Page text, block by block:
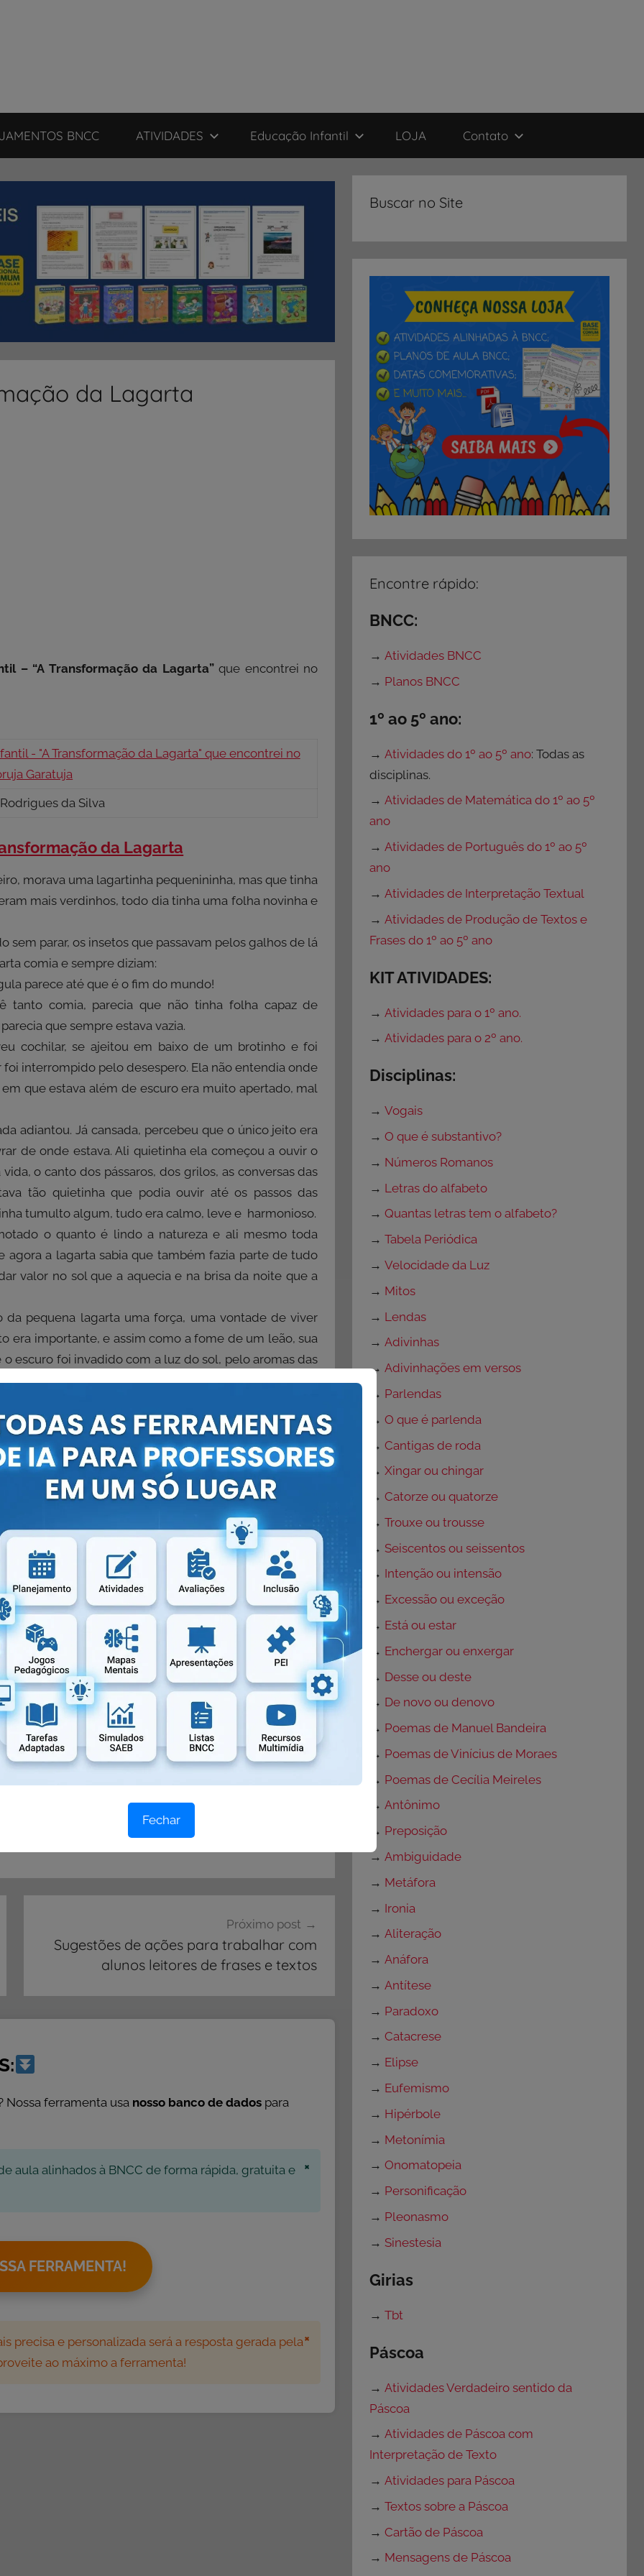
BNCC ATIVIDADES Educação Infantil LOJA Contato
da Lagarta
– “A Transformação da Lagarta”que encontrei no
da Silva
da Lagarta
morava uma lagartinha pequenininha, mas que tinha
mais verdinhos, todo dia tinha uma folha novinha e
sem parar, os insetos que passavam pelos galhos de lá
comia e sempre diziam:
parece até que é o fim do mundo!
tanto comia, parecia que não tinha folha capaz de
que sempre estava vazia.
cochilar, se ajeitou em baixo de um brotinho e foi
interrompido pelo desespero. Ela não entendia onde
que estava além de escuro era muito apertado, mal
adiantou. Já cansada, percebeu que o único jeito era
de onde estava. Ali quietinha ela começou a ouvir o
o canto dos pássaros, dos grilos, as conversas das
tão quietinha que podia ouvir até os passos das
tumulto algum, tudo era calmo, leve e harmonioso.
o quanto é lindo a natureza e ali mesmo toda
agora a lagarta sabia que também fazia parte de tudo
valor no sol que a aquecia e na brisa da noite que a
pequena lagarta uma força, uma vontade de viver
era importante, e assim como a fome de um leão, sua
escuro foi invadido com a luz do sol, pelo aromas das
que desabrocha na primavera a lagarta se abriu com
de treino e instinto logo aprendeu batê-las e saiu
a lagarta que agora era borboleta espalhava o
fim.
e com ela encontrou o amor, e quando ela achou
que tinha dentro de si.
EM PDF:
Fonte:
Coruja Garatuja
Próximo post
Sugestões de ações para trabalhar com
alunos leitores de frases e textos
Nossa ferramenta usa nosso banco de dados para
aula alinhados à BNCC de forma rápida, gratuita e
×
FERRAMENTA!
precisa e personalizada será a resposta gerada pela
ao máximo a ferramenta!
×
Buscar no Site
Encontre rápido:
BNCC:
→Atividades BNCC
→ Planos BNCC
1º ao 5º ano:
→Atividades do 1º ao 5º ano: Todas as
disciplinas.
→Atividades de Matemática do 1º ao 5º
ano
→Atividades de Português do 1º ao 5º
ano
→Atividades de Interpretação Textual
→Atividades de Produção de Textos e
Frases do 1º ao 5º ano
KIT ATIVIDADES:
→Atividades para o 1º ano.
→Atividades para o 2º ano.
Disciplinas:
→Vogais
→O que é substantivo?
→ Números Romanos
→ Letras do alfabeto
→Quantas letras tem o alfabeto?
→Tabela Periódica
→Velocidade da Luz
→ Mitos
→ Lendas
→Adivinhas
→Adivinhações em versos
→ Parlendas
→O que é parlenda
→Cantigas de roda
→Xingar ou chingar
→Catorze ou quatorze
→Trouxe ou trousse
→ Seiscentos ou seissentos
→ Intenção ou intensão
→ Excessão ou exceção
→ Está ou estar
→ Enchergar ou enxergar
→ Desse ou deste
→ De novo ou denovo
→ Poemas de Manuel Bandeira
→ Poemas de Vinícius de Moraes
→ Poemas de Cecília Meireles
→Antônimo
→ Preposição
→Ambiguidade
→ Metáfora
→ Ironia
→Aliteração
→Anáfora
→Antítese
→ Paradoxo
→Catacrese
→ Elipse
→ Eufemismo
→ Hipérbole
→ Metonímia
→Onomatopeia
→ Personificação
→ Pleonasmo
→ Sinestesia
Girias
→Tbt
Páscoa
→Atividades Verdadeiro sentido da
Páscoa
→Atividades de Páscoa com
Interpretação de Texto
→Atividades para Páscoa
→Textos sobre a Páscoa
→Cartão de Páscoa
→ Mensagens de Páscoa
Fechar